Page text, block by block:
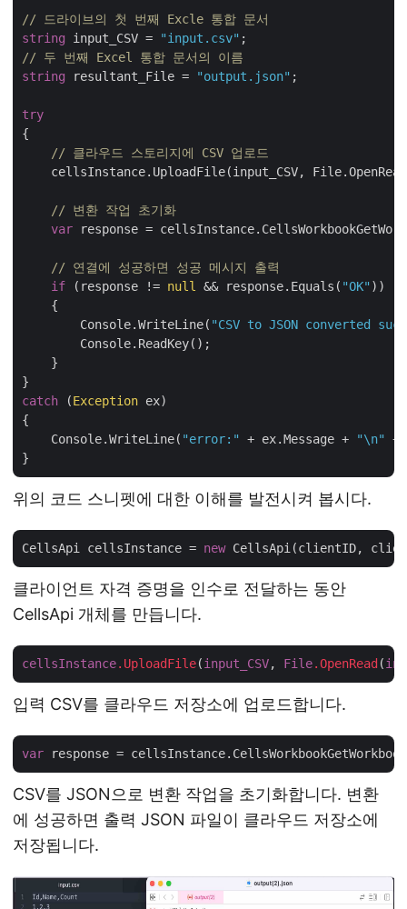
// 드라이브의 첫 번째 Excle 통합 문서
string input_CSV = "input.csv"
// 두 번째 Excel 통합 문서의 이름
string resultant_File = "output.json" ;
try
{
// 클라우드 스토리지에 CSV 업로드
cellsInstance.UploadFile(input_CSV,
// 변환 작업 초기화
var response =
// 연결에 성공하면 성공 메시지 출력
if (response != null && response.Equals( "OK" ))
    {
        Console.WriteLine(
"CSV to JSON converted
        Console.ReadKey();
    }
catch (Exception ex)
{
    Console.WriteLine(
"error:" + ex.Message + "\n"
+
위의 코드 스니펫에 대한 이해를 발전시켜 봅시다.
CellsApi cellsInstance = new
클라이언트 자격 증명을 인수로 전달하는 동안
CellsApi 개체를 만듭니다.
cellsInstance.UploadFile(input_CSV, File.OpenRead (
입력 CSV를 클라우드 저장소에 업로드합니다.
var response =
CSV를 JSON으로 변환 작업을 초기화합니다. 변환
에 성공하면 출력 JSON 파일이 클라우드 저장소에
저장됩니다.